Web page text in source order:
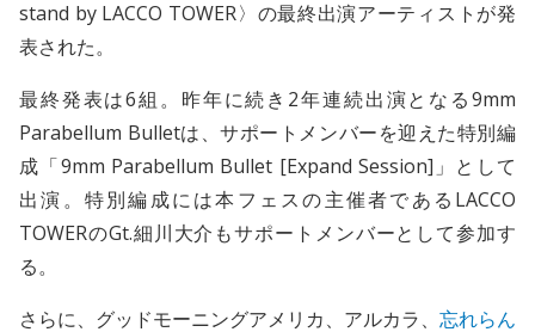
stand by LACCO TOWER〉の最終出演アーティストが発
表された。
最終発表は6組。昨年に続き2年連続出演となる9mm
Parabellum Bulletは、サポートメンバーを迎えた特別編
成「9mm Parabellum Bullet [Expand Session]」として
出演。特別編成には本フェスの主催者であるLACCO
TOWERのGt.細川大介もサポートメンバーとして参加す
る。
さらに、グッドモーニングアメリカ、アルカラ、 忘れらん